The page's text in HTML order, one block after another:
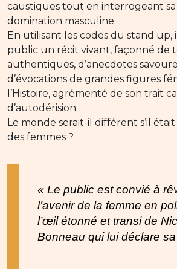
caustiques tout en interrogeant
domination masculine.
En utilisant les codes du stand up,
public un récit vivant, façonné de
authentiques, d’anecdotes
d’évocations de grandes figures
l’Histoire, agrémenté de son trait
d’autodérision.
Le monde serait-il différent s’il
des femmes ?
« Le public est convié à
l’avenir de la femme en
l’œil étonné et transi de
Bonneau qui lui déclare